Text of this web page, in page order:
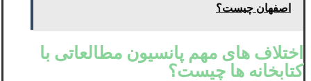
اصفهان چیست؟
اختلاف های مهم پانسیون مطالعاتی با
کتابخانه ها چیست؟